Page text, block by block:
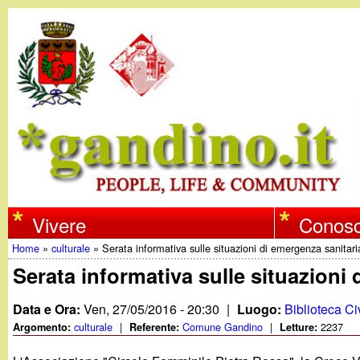
w
w
w
.
Vivere
Tu
sei
qui
Home »culturale »Serata informativa sulle situazioni di emergenza
Serata informativa sulle situazioni
Data e Ora:Ven, 27/05/2016 - 20:30 | Luogo: Biblioteca
Argomento:culturale | Referente:Comune Gandino | Letture:2237